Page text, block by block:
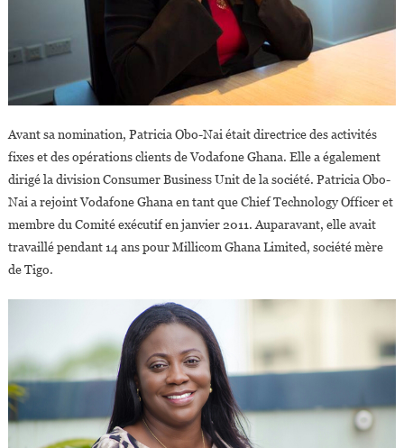
Avant sa nomination, Patricia Obo-Nai était directrice des activités
fixes et des opérations clients de Vodafone Ghana. Elle a également
dirigé la division Consumer Business Unit de la société. Patricia Obo-
Nai a rejoint Vodafone Ghana en tant que Chief Technology Officer et
membre du Comité exécutif en janvier 2011. Auparavant, elle avait
travaillé pendant 14 ans pour Millicom Ghana Limited, société mère
de Tigo.